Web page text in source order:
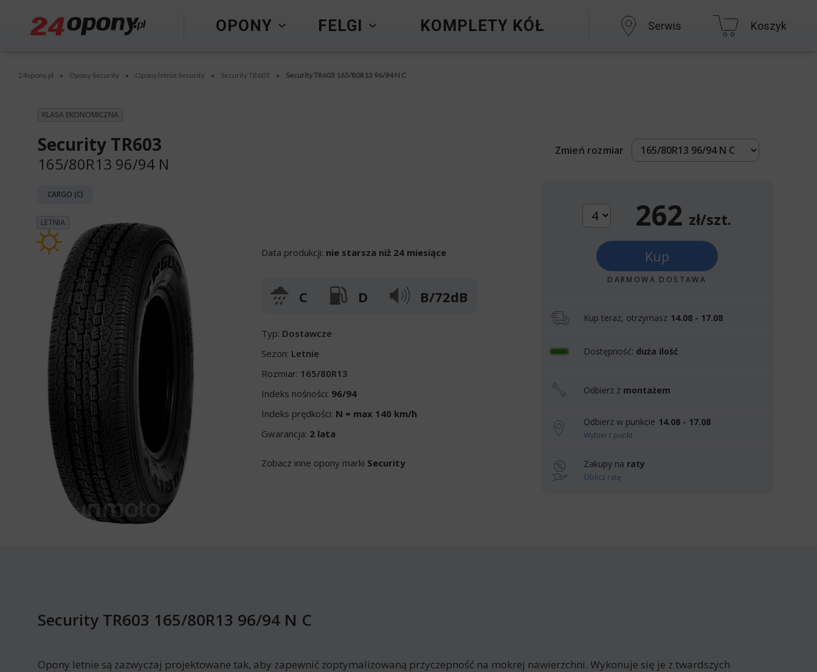
OPONY FELGI KOMPLETY KÓŁ Serwis Koszyk
24opony.pl • Opony Security • Opony letnie Security • Security TR603 • Security TR603 165/80R13 96/94 N C
KLASA EKONOMICZNA
Security TR603
165/80R13 96/94 N
CARGO (C)
LETNIA
Data produkcji: nie starsza niż 24 miesiące
C D B/72dB
Typ: Dostawcze
Sezon: Letnie
Rozmiar: 165/80R13
Indeks nośności: 96/94
Indeks prędkości: N = max 140 km/h
Gwarancja: 2 lata
Zobacz inne opony marki Security
Zmień rozmiar
262 zł/szt.
Kup
DARMOWA DOSTAWA
Kup teraz, otrzymasz 14.08 - 17.08
Dostępność: duża ilość
Odbierz z montażem
Odbierz w punkcie 14.08 - 17.08
Wybierz punkt
Zakupy na raty
Oblicz ratę
Security TR603 165/80R13 96/94 N C
Opony letnie są zazwyczaj projektowane tak, aby zapewnić zoptymalizowaną przyczepność na mokrej nawierzchni. Wykonuje się je z twardszych